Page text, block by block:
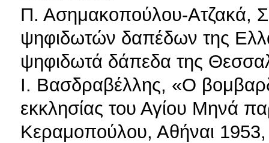
Π. Ασημακοπούλου-Ατζακά,
ψηφιδωτών δαπέδων της
ψηφιδωτά δάπεδα της
Ι. Βασδραβέλλης, «Ο
εκκλησίας του Αγίου Μηνά
Κεραμοπούλου, Αθήναι